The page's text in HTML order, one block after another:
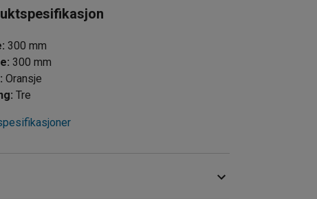
: 300 mm
: 300 mm
: Oransje
: Tre